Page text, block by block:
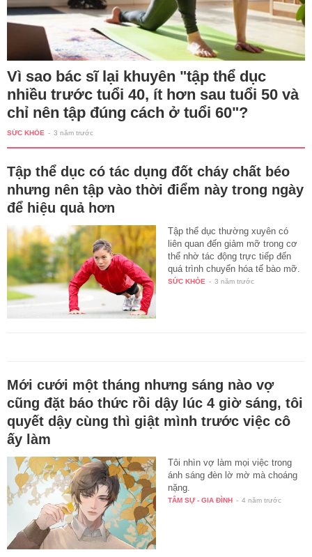
Vì sao bác sĩ lại khuyên "tập thể dục
nhiều trước tuổi 40, ít hơn sau tuổi 50 và
chỉ nên tập đúng cách ở tuổi 60"?
SỨC KHỎE - 3 năm trước
Tập thể dục có tác dụng đốt cháy chất béo
nhưng nên tập vào thời điểm này trong ngày
để hiệu quả hơn
Tập thể dục thường xuyên có
liên quan đến giảm mỡ trong cơ
thể nhờ tác động trực tiếp đến
quá trình chuyển hóa tế bào mỡ.
SỨC KHỎE - 3 năm trước
Mới cưới một tháng nhưng sáng nào vợ
cũng đặt báo thức rồi dậy lúc 4 giờ sáng, tôi
quyết dậy cùng thì giật mình trước việc cô
ấy làm
Tôi nhìn vợ làm mọi việc trong
ánh sáng đèn lờ mờ mà choáng
nặng.
TÂM SỰ - GIA ĐÌNH - 4 năm trước